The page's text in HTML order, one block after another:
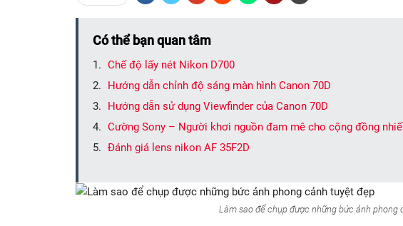
Có thể bạn quan tâm
Chế độ lấy nét Nikon D700
Hướng dẫn chỉnh độ sáng màn hình Canon 70D
Hướng dẫn sử dụng Viewfinder của Canon 70D
Cường Sony – Người khơi nguồn đam mê cho cộng đồng
Đánh giá lens nikon AF 35F2D
Làm sao để chụp được những bức ảnh phong